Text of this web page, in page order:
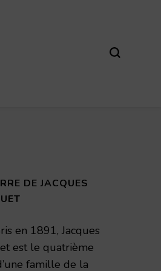
DE JACQUES
en 1891, Jacques
est le quatrième
famille de la